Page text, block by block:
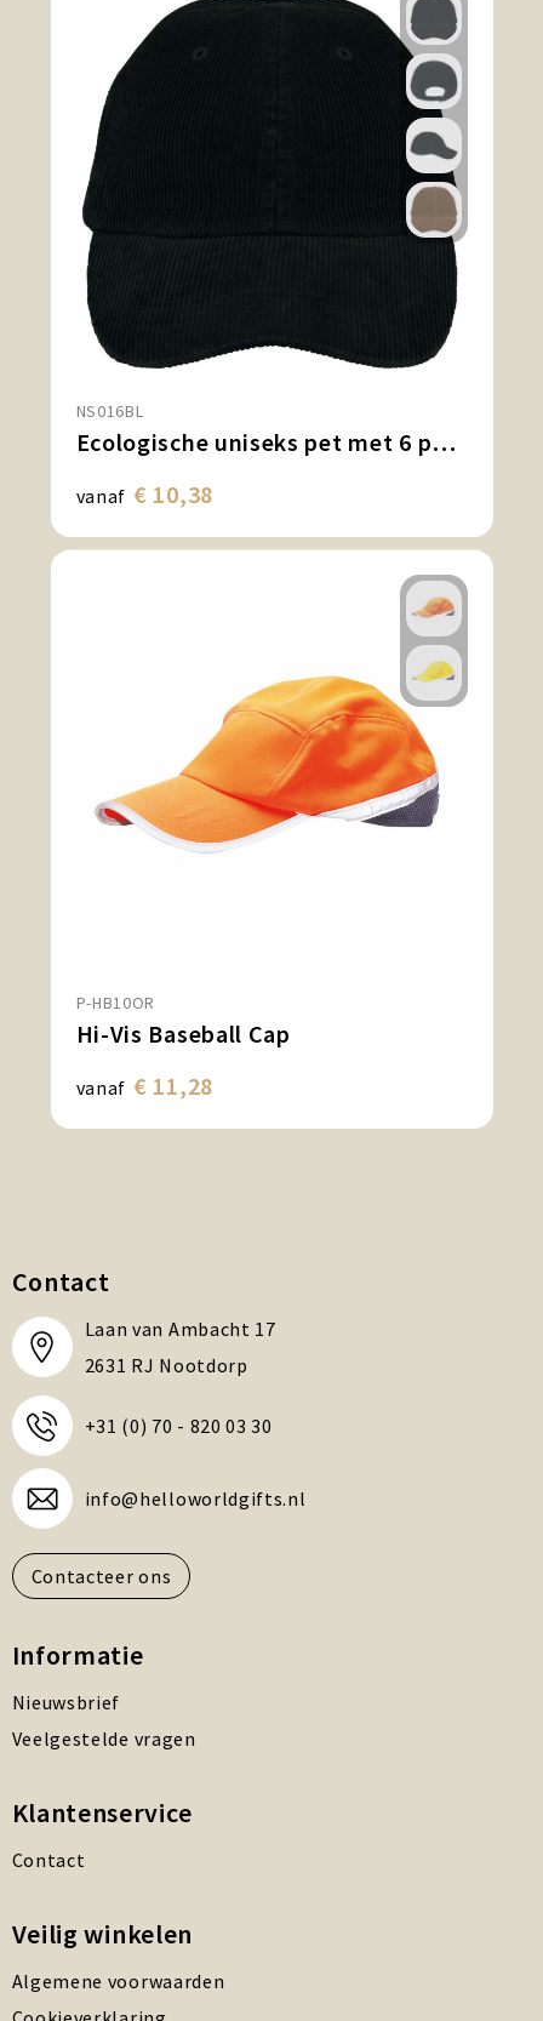
NS016BL
Ecologische uniseks pet met 6 panelen in ribfluweel
vanaf € 10,38
P-HB10OR
Hi-Vis Baseball Cap
vanaf € 11,28
Contact
Laan van Ambacht 17
2631 RJ Nootdorp
+31 (0) 70 - 820 03 30
info@helloworldgifts.nl
Contacteer ons
Informatie
Nieuwsbrief
Veelgestelde vragen
Klantenservice
Contact
Veilig winkelen
Algemene voorwaarden